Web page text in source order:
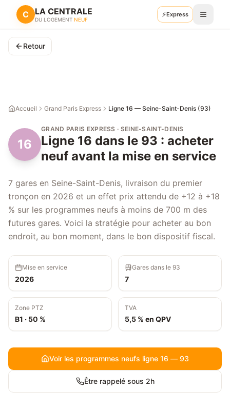
C LA CENTRALE
DU LOGEMENT NEUF
⚡Express
Retour
Accueil Grand Paris Express Ligne 16 — Seine-Saint-Denis (93)
16
GRAND PARIS EXPRESS · SEINE-SAINT-DENIS
Ligne 16 dans le 93 : acheter
neuf avant la mise en service
7 gares en Seine-Saint-Denis, livraison du premier
tronçon en 2026 et un effet prix attendu de +12 à +18
% sur les programmes neufs à moins de 700 m des
futures gares. Voici la stratégie pour acheter au bon
endroit, au bon moment, dans le bon dispositif fiscal.
Mise en service
2026
Gares dans le 93
7
Zone PTZ
B1 · 50 %
TVA
5,5 % en QPV
Voir les programmes neufs ligne 16 — 93
Être rappelé sous 2h
Recevoir mes plans